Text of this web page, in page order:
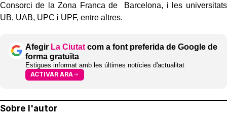
Consorci de la Zona Franca de Barcelona, i les universitats
UB, UAB, UPC i UPF, entre altres.
Afegir La Ciutat com a font preferida de Google de
forma gratuïta
Estigues informat amb les últimes notícies d'actualitat
ACTIVAR ARA
Sobre l'autor